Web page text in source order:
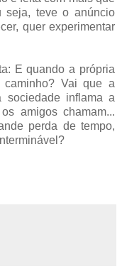
seja, teve o anúncio
quer experimentar
E quando a própria
Vai que a
inflama a
amigos chamam...
perda de tempo,